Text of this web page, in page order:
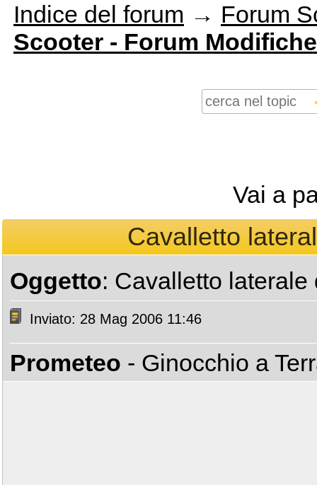
Indice del forum → Forum
Scooter - Forum
Vai a
Cavalletto
Oggetto: Cavalletto
Inviato: 28 Mag 2006 11:46
Prometeo - Ginocchio a